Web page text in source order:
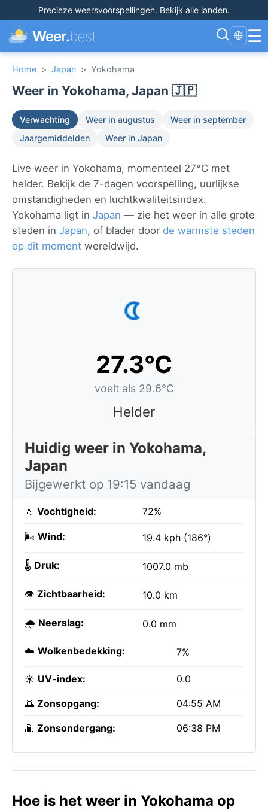
Precieze weersvoorspellingen. Bekijk alle landen.
Weer.best 🌐 ☰
Home > Japan > Yokohama
Weer in Yokohama, Japan 🇯🇵
Verwachting Weer in augustus
Weer in september
Jaargemiddelden
Weer in Japan
Live weer in Yokohama, momenteel 27°C met
helder. Bekijk de 7-dagen voorspelling, uurlijkse
omstandigheden en luchtkwaliteitsindex.
Yokohama ligt in Japan — zie het weer in alle grote
steden in Japan, of blader door de warmste steden
op dit moment wereldwijd.
27.3°C
voelt als 29.6°C
Helder
Huidig weer in Yokohama,
Japan
Bijgewerkt op 19:15 vandaag
💧 Vochtigheid: 72%
🌬️ Wind: 19.4 kph (186°)
🌡️ Druk: 1007.0 mb
👁️ Zichtbaarheid: 10.0 km
🌧️ Neerslag: 0.0 mm
☁️ Wolkenbedekking: 7%
☀️ UV-index: 0.0
🌅 Zonsopgang: 04:55 AM
🌇 Zonsondergang: 06:38 PM
Hoe is het weer in Yokohama op